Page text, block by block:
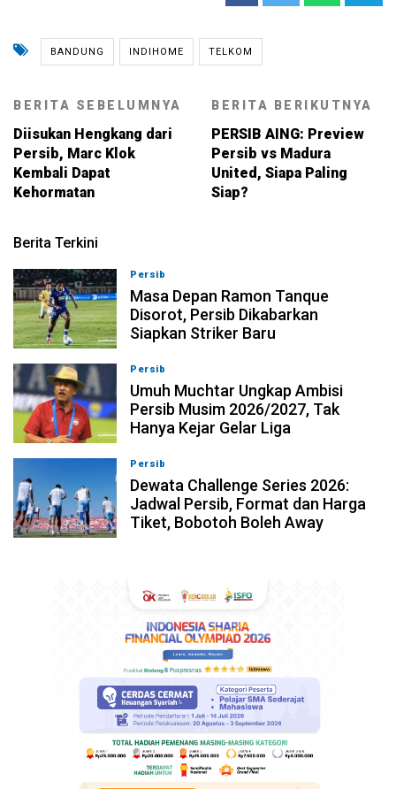
BANDUNG INDIHOME TELKOM
BERITA SEBELUMNYA
Diisukan Hengkang dari
Persib, Marc Klok
Kembali Dapat
Kehormatan
BERITA BERIKUTNYA
PERSIB AING: Preview
Persib vs Madura
United, Siapa Paling
Siap?
Berita Terkini
Persib
Masa Depan Ramon Tanque
Disorot, Persib Dikabarkan
Siapkan Striker Baru
Persib
Umuh Muchtar Ungkap Ambisi
Persib Musim 2026/2027, Tak
Hanya Kejar Gelar Liga
Persib
Dewata Challenge Series 2026:
Jadwal Persib, Format dan Harga
Tiket, Bobotoh Boleh Away